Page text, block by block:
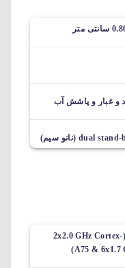
و غبار و پاشش آب
هشت هسته‌ای (2x2.0 GHz Cortex-
A75 & 6x1.7